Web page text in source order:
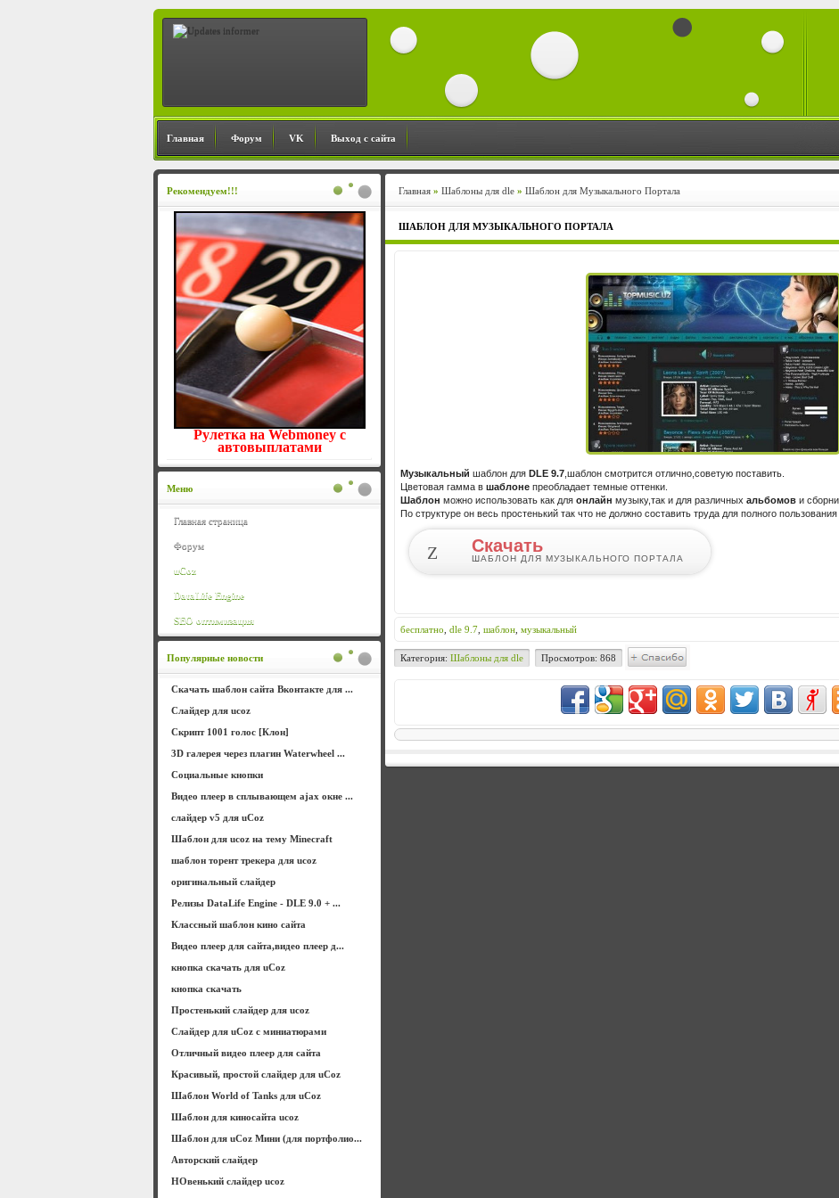
Главная Форум VK Выход с сайта
Главная » Шаблоны для dle » Шаблон для Музыкального Портала
ШАБЛОН ДЛЯ МУЗЫКАЛЬНОГО ПОРТАЛА
Музыкальный шаблон для DLE 9.7 шаблон смотрится отлично советую поставить
Цветовая гамма в шаблоне преобладает темные оттенки
Шаблон можно использовать как для онлайн музыку так и для различных альбомов и
По структуре он весь простенький так что не должно составить труда для полного пользования
Z Скачать
ШАБЛОН ДЛЯ МУЗЫКАЛЬНОГО ПОРТАЛА
бесплатно dle 9.7 шаблон музыкальный
Категория: Шаблоны для dle Просмотров: 868
Рекомендуем!!!
Рулетка на Webmoney с
автовыплатами
Меню
Главная страница
Форум
uCoz
DataLife Engine
SEO оптимизация
Популярные новости
Скачать шаблон сайта Вконтакте для ...
Слайдер для ucoz
Скрипт 1001 голос [Клон]
3D галерея через плагин Waterwheel ...
Социальные кнопки
Видео плеер в сплывающем ajax окне ...
слайдер v5 для uCoz
Шаблон для ucoz на тему Minecraft
шаблон торент трекера для ucoz
оригинальный слайдер
Релизы DataLife Engine - DLE 9.0 + ...
Классный шаблон кино сайта
Видео плеер для сайта,видео плеер д...
кнопка скачать для uCoz
кнопка скачать
Простенький слайдер для ucoz
Слайдер для uCoz с миниатюрами
Отличный видео плеер для сайта
Красивый, простой слайдер для uCoz
Шаблон World of Tanks для uCoz
Шаблон для киносайта ucoz
Шаблон для uCoz Мини (для портфолио...
Авторский слайдер
НОвенький слайдер ucoz